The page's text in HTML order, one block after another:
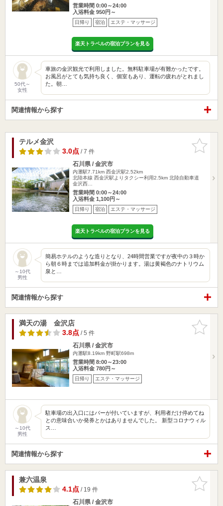
営業時間 0:00～24:00
入浴料金 950円～
日帰り 宿泊 エステ・マッサージ
楽天トラベルの宿泊プランを見る
50代～
女性
車旅の金沢観光で利用しました。無料駐車場が有難かったです。
お風呂がとても気持ち良く、個室もあり、運転の疲れがとれまし
た。朝…
関連情報から探す
お気に入
りに追加
テルメ金沢
3.0点/ 7 件
石川県 / 金沢市
内灘駅7.71km 西金沢駅2.52km
北陸本線 西金沢駅よりタクシー利用2.5km 北陸自動車道
金沢西…
営業時間 0:00～24:00
入浴料金 1,100円～
日帰り 宿泊 エステ・マッサージ
楽天トラベルの宿泊プランを見る
～10代
男性
簡易ホテルのような造りとなり、24時間営業ですが夜中の３時か
ら朝６時までは追加料金が掛かります。湯は黄褐色のナトリウム
泉と…
関連情報から探す
お気に入
りに追加
満天の湯 金沢店
3.8点/ 5 件
石川県 / 金沢市
内灘駅8.19km 野町駅698m
営業時間 8:00～23:00
入浴料金 780円～
日帰り エステ・マッサージ
～10代
男性
駐車場の出入口にはバーが付いていますが、利用者だけ停めてね
との意味合いか発券とかはありませんでした。 新型コロナウィル
ス…
関連情報から探す
お気に入
りに追加
兼六温泉
4.1点/ 19 件
石川県 / 金沢市